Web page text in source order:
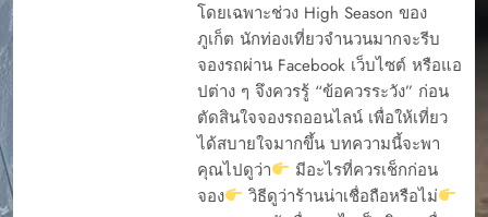
โดยเฉพาะช่วง High Season ของ
ภูเก็ต นักท่องเที่ยวจำนวนมากจะรีบ
จองรถผ่าน Facebook เว็บไซต์ หรือแอ
ปต่าง ๆ จึงควรรู้ “ข้อควรระวัง” ก่อน
ตัดสินใจจองรถออนไลน์ เพื่อให้เที่ยว
ได้สบายใจมากขึ้น บทความนี้จะพา
คุณไปดูว่า
มีอะไรที่ควรเช็กก่อน
จอง
วิธีดูว่าร้านน่าเชื่อถือหรือไม่